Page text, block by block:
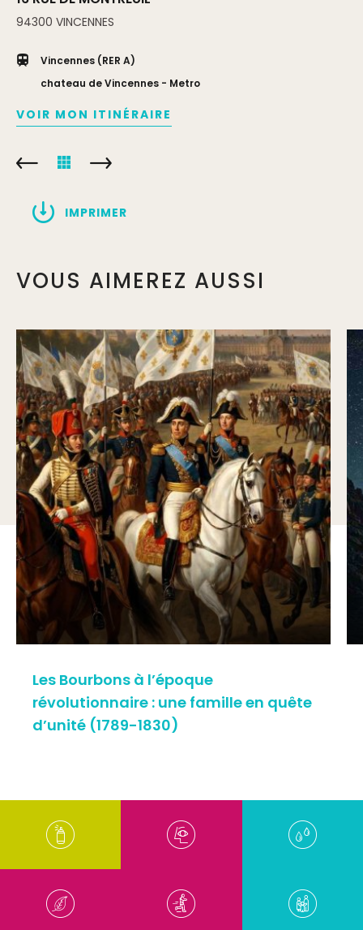
94300 VINCENNES
Vincennes (RER A)
chateau de Vincennes - Metro
VOIR MON ITINÉRAIRE
IMPRIMER
VOUS AIMEREZ AUSSI
Les Bourbons à l’époque
révolutionnaire : une famille en quête
d’unité (1789-1830)